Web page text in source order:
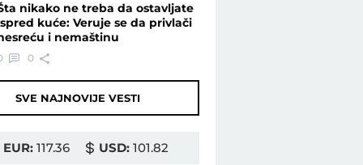
nikako ne treba da ostavljate
kuće: Veruje se da privlači
i nemaštinu
0
SVE NAJNOVIJE VESTI
EUR:117.36 USD: 101.82